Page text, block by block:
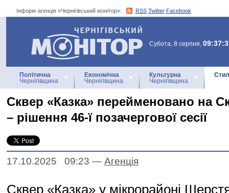
Інформ-агенція «Чернігівський монітор»: RSS Twitter Facebook
Інформ-агенція
«Чернігівський монітор»
Субота, 8 серпня,
Політична
Чернігівщина
Економічна
Чернігівщина
Культурна
Чернігівщина
Сквер «Казка» перейменовано на
– рішення 46-ї позачергової сесії
17.10.2025 09:23 — Агенцiя
Сквер «Казка» у мікрорайоні